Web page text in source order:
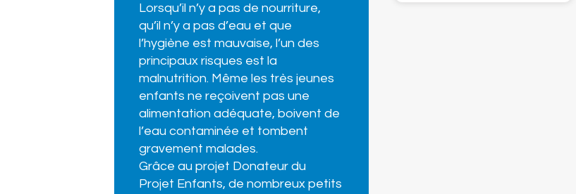
Lorsqu’il n’y a pas de nourriture,
qu’il n’y a pas d’eau et que
l’hygiène est mauvaise, l’un des
principaux risques est la
malnutrition. Même les très jeunes
enfants ne reçoivent pas une
alimentation adéquate, boivent de
l’eau contaminée et tombent
gravement malades.
Grâce au projet Donateur du
Projet Enfants, de nombreux petits